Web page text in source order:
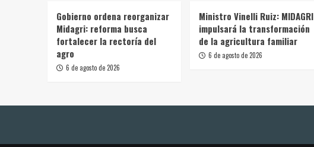
Gobierno ordena reorganizar
Midagri: reforma busca
fortalecer la rectoría del
agro
6 de agosto de 2026
Ministro Vinelli Ruiz: MIDAGRI
impulsará la transformación
de la agricultura familiar
6 de agosto de 2026